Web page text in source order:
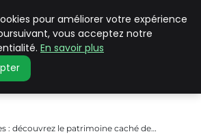
: découvrez le patrimoine caché de…
pour améliorer votre expérience
vous acceptez notre
En savoir plus